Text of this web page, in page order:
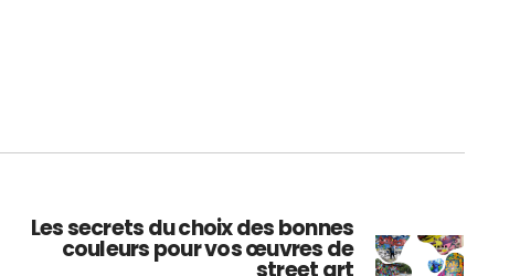
Les secrets du choix des bonnes
couleurs pour vos œuvres de
street art